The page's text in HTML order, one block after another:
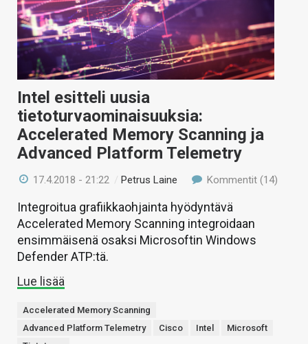
Intel esitteli uusia
tietoturvaominaisuuksia:
Accelerated Memory Scanning ja
Advanced Platform Telemetry
17.4.2018 - 21:22 /Petrus Laine Kommentit (14)
Integroitua grafiikkaohjainta hyödyntävä
Accelerated Memory Scanning integroidaan
ensimmäisenä osaksi Microsoftin Windows
Defender ATP:tä.
Lue lisää
Accelerated Memory Scanning
Advanced Platform Telemetry
Cisco Intel
Microsoft